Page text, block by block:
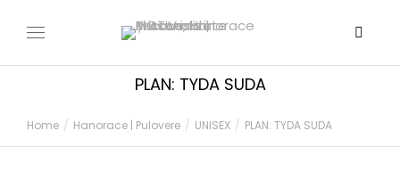
You are here:
Home Hanorace | Pulovere UNISEX PLAN: TYDA SUDA
PLAN: TYDA SUDA